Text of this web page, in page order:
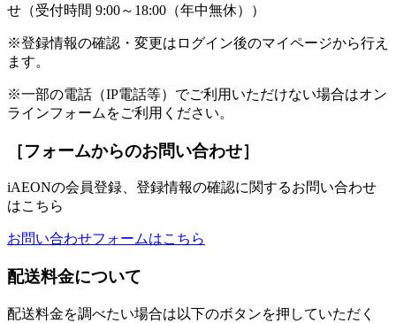
せ（受付時間 9:00～18:00（年中無休））
※登録情報の確認・変更はログイン後のマイページから行え
ます。
※一部の電話（IP電話等）でご利用いただけない場合はオン
ラインフォームをご利用ください。
［フォームからのお問い合わせ］
iAEONの会員登録、登録情報の確認に関するお問い合わせ
はこちら
お問い合わせフォームはこちら
配送料金について
配送料金を調べたい場合は以下のボタンを押していただく